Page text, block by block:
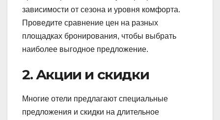
зависимости от сезона и уровня комфорта.
Проведите сравнение цен на разных
площадках бронирования, чтобы выбрать
наиболее выгодное предложение.
2. Акции и скидки
Многие отели предлагают специальные
предложения и скидки на длительное